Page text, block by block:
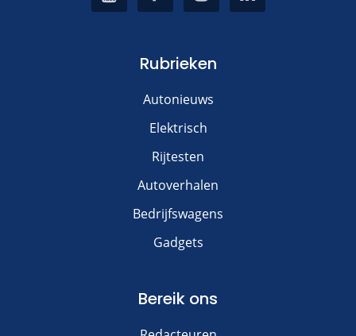
Rubrieken
Autonieuws
Elektrisch
Rijtesten
Autoverhalen
Bedrijfswagens
Gadgets
Bereik ons